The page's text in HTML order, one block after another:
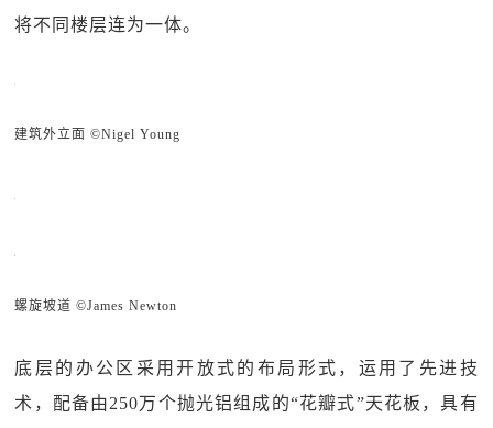
将不同楼层连为一体。
建筑外立面 ©Nigel Young
螺旋坡道 ©James Newton
底层的办公区采用开放式的布局形式，运用了先进技
术，配备由250万个抛光铝组成的“花瓣式”天花板，具有